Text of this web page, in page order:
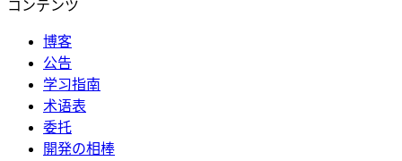
コンテンツ
博客
公告
学习指南
术语表
委托
開発の相棒